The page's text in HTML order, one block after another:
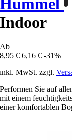
Hummel
Indoor
Ab
8,95 € 6,16 € -31%
inkl. MwSt. zzgl.
Performen Sie auf
mit einem
einer komfortablen